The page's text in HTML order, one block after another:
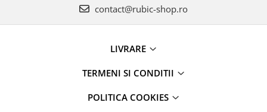
contact@rubic-shop.ro
LIVRARE
TERMENI SI CONDITII
POLITICA COOKIES